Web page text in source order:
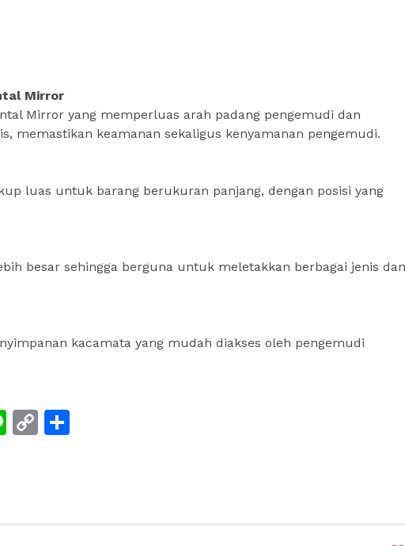
Mirror
Mirror yang memperluas arah padang pengemudi dan
memastikan keamanan sekaligus kenyamanan pengemudi.
luas untuk barang berukuran panjang, dengan posisi yang
besar sehingga berguna untuk meletakkan berbagai jenis dan
kacamata yang mudah diakses oleh pengemudi
LineCopy